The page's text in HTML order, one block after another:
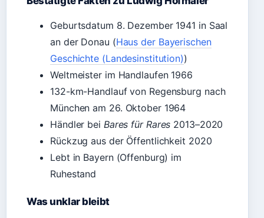
Geburtsdatum 8. Dezember 1941 in Saal
an der Donau (Haus der Bayerischen
Geschichte (Landesinstitution))
Weltmeister im Handlaufen 1966
132-km-Handlauf von Regensburg nach
München am 26. Oktober 1964
Händler bei Bares für Rares 2013–2020
Rückzug aus der Öffentlichkeit 2020
Lebt in Bayern (Offenburg) im
Ruhestand
Was unklar bleibt